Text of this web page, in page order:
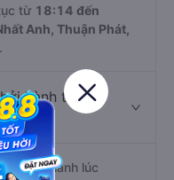
từ 18:14 đến
Anh, Thuận Phát,
hành từ Bến
khởi hành lúc